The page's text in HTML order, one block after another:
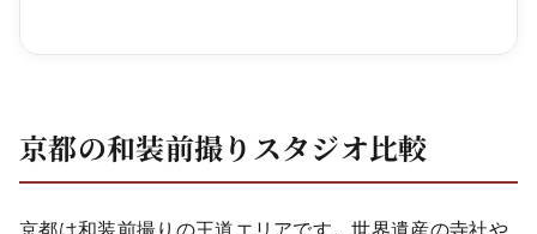
京都の和装前撮りスタジオ比較